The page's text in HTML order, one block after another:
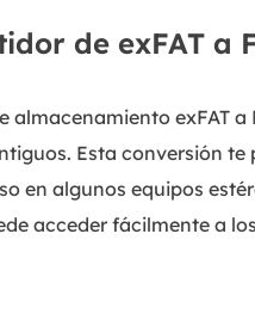
de exFAT a
exFAT a
Esta conversión
en algunos equipos
acceder fácilmente a